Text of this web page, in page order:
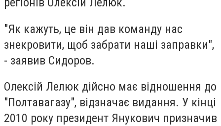
"Як кажуть, це він дав команду нас
знекровити, щоб забрати наші заправки",
- заявив Сидоров.
Олексій Лелюк дійсно має відношення до
"Полтавагазу", відзначає видання. У кінці
2010 року президент Янукович призначив